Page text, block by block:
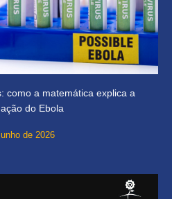
como a matemática explica a
do Ebola
de 2026